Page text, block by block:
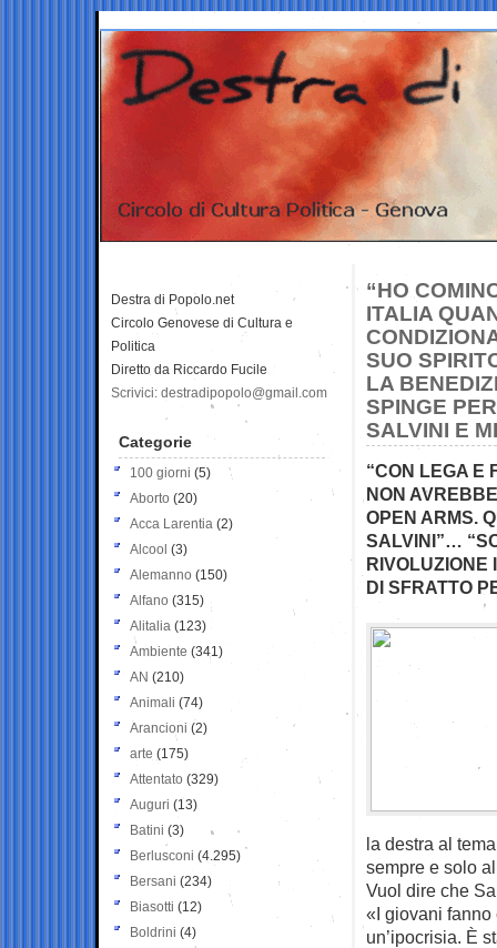
“HO
ITALIA
SUO
LA
SPINGE
SALVINI E
“CON LEGA E
NON
OPEN ARMS.
SALVINI”…
RIVOLUZIONE
DI SFRATTO
la destra al
sempre e solo
Vuol dire che
«I giovani
un’ipocrisia. È
Destra di Popolo.net
Circolo Genovese di Cultura e
Politica
Diretto da Riccardo Fucile
Scrivici: destradipopolo@gmail.com
Categorie
100 giorni (5)
Aborto (20)
Acca Larentia (2)
Alcool (3)
Alemanno (150)
Alfano (315)
Alitalia (123)
Ambiente (341)
AN (210)
Animali (74)
Arancioni (2)
arte (175)
Attentato (329)
Auguri (13)
Batini (3)
Berlusconi (4.295)
Bersani (234)
Biasotti (12)
Boldrini (4)